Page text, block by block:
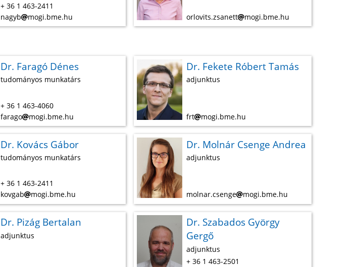
+ 36 1 463-2411
nagyb
mogi.bme.hu orlovits.zsanett mogi.bme.hu
Dr. Faragó Dénes
tudományos munkatárs
+ 36 1 463-4060
farago
mogi.bme.hu
Dr. Fekete Róbert Tamás
adjunktus
frt mogi.bme.hu
Dr. Kovács Gábor
tudományos munkatárs
+ 36 1 463-2411
kovgab
mogi.bme.hu
Dr. Molnár Csenge Andrea
adjunktus
molnar.csenge mogi.bme.hu
Dr. Pizág Bertalan
adjunktus
Dr. Szabados György
Gergő
adjunktus
+ 36 1 463-2501